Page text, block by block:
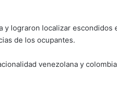
y lograron localizar escondidos
de los ocupantes.
venezolana y